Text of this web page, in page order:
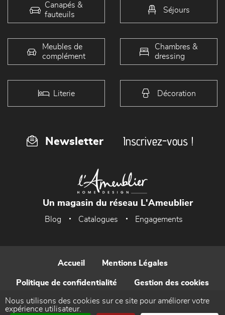
Canapés &
fauteuils
Séjours
Meubles de
complément
Chambres &
dressing
Literie Décoration
Newsletter Inscrivez-vous !
Un magasin du réseau L'Ameublier
Blog Catalogues Engagements
Accueil Mentions Légales
Politique de confidentialité Gestion des cookies
Contact
Nous utilisons des cookies sur ce site pour améliorer votre
expérience utilisateur.